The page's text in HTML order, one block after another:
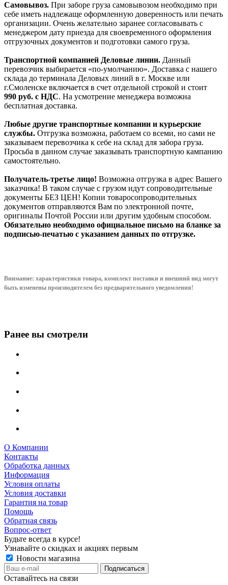
Самовывоз. При заборе груза самовывозом необходимо при
себе иметь надлежаще оформленную доверенность или печать
организации. Очень желательно заранее согласовывать с
менеджером дату приезда для своевременного оформления
отгрузочных документов и подготовки самого груза.
Транспортной компанией Деловые линии. Данный
перевозчик выбирается «по-умолчанию». Доставка с нашего
склада до терминала Деловых линий в г. Москве или
г.Смоленске включается в счет отдельной строкой и стоит
990 руб. с НДС. На усмотрение менеджера возможна
бесплатная доставка.
Любые другие транспортные компании и курьерские
службы. Отгрузка возможна, работаем со всеми, но сами не
заказываем перевозчика к себе на склад для забора груза.
Просьба в данном случае заказывать транспортную кампанию
самостоятельно.
Получатель-третье лицо! Возможна отгрузка в адрес Вашего
заказчика! В таком случае с грузом идут сопроводительные
документы БЕЗ ЦЕН! Копии товаросопроводительных
документов отправляются Вам по электронной почте,
оригиналы Почтой России или другим удобным способом.
Обязательно необходимо официальное письмо на бланке за
подписью-печатью с указанием данных по отгрузке.
Внимание: характеристики товара, комплект поставки и внешний вид могут
быть изменены производителем без предварительного уведомления!
Ранее вы смотрели
О Компании
Контакты
Обработка данных
Информация
Условия оплаты
Условия доставки
Гарантия на товар
Помощь
Обратная связь
Вопрос-ответ
Будьте всегда в курсе!
Узнавайте о скидках и акциях первым
Новости магазина
Оставайтесь на связи